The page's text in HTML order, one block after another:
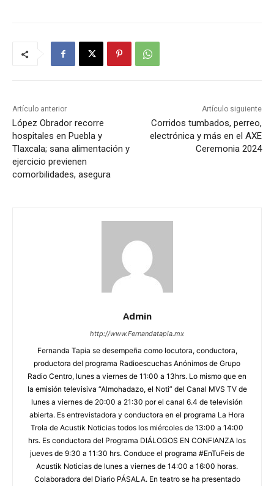
Artículo anterior
López Obrador recorre
hospitales en Puebla y
Tlaxcala; sana alimentación y
ejercicio previenen
comorbilidades, asegura
Artículo siguiente
Corridos tumbados, perreo,
electrónica y más en el AXE
Ceremonia 2024
Admin
http://www.Fernandatapia.mx
Fernanda Tapia se desempeña como locutora, conductora,
productora del programa Radioescuchas Anónimos de Grupo
Radio Centro, lunes a viernes de 11:00 a 13hrs. Lo mismo que en
la emisión televisiva “Almohadazo, el Noti” del Canal MVS TV de
lunes a viernes de 20:00 a 21:30 por el canal 6.4 de televisión
abierta. Es entrevistadora y conductora en el programa La Hora
Trola de Acustik Noticias todos los miércoles de 13:00 a 14:00
hrs. Es conductora del Programa DIÁLOGOS EN CONFIANZA los
jueves de 9:30 a 11:30 hrs. Conduce el programa #EnTuFeis de
Acustik Noticias de lunes a viernes de 14:00 a 16:00 horas.
Colaboradora del Diario PÁSALA. En teatro se ha presentado